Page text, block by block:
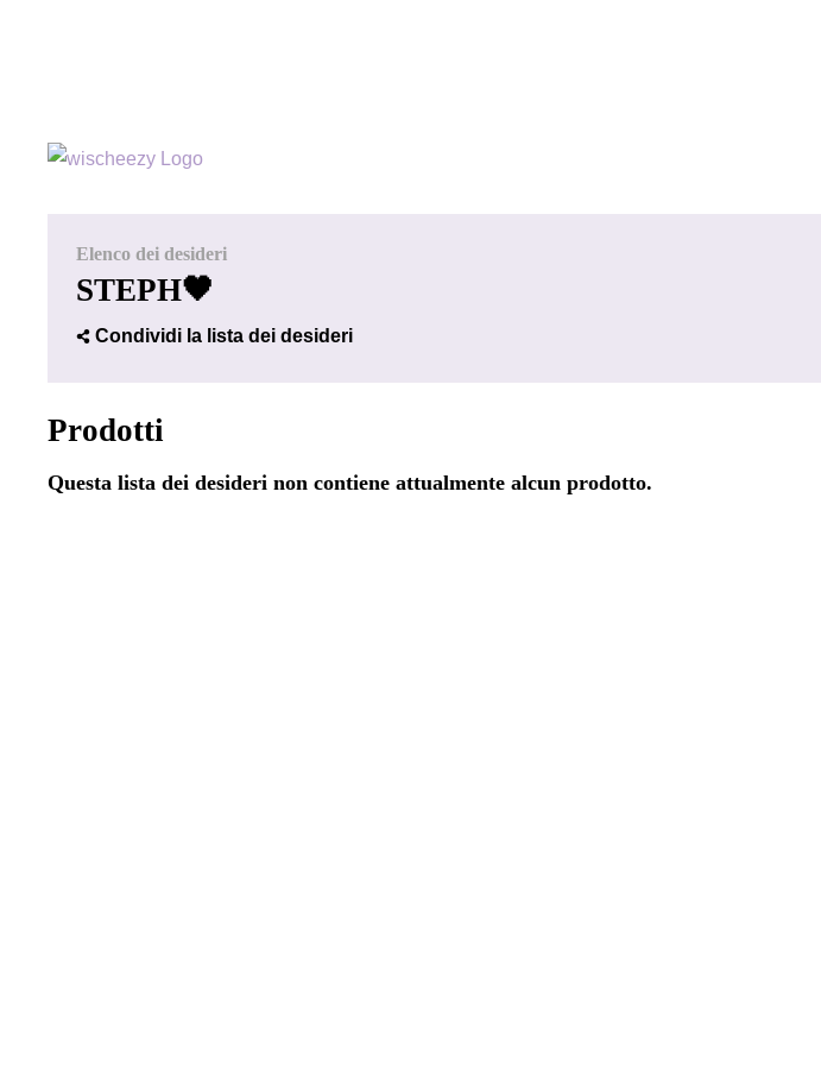
Elenco dei desideri
STEPH🖤
Condividi la lista dei desideri
Prodotti
Questa lista dei desideri non contiene attualmente alcun prodotto.